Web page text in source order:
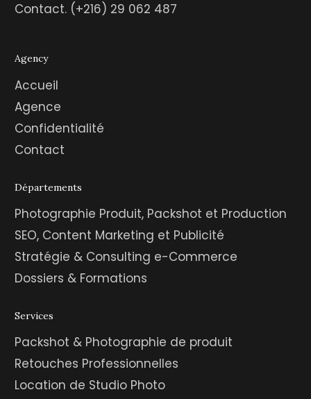
Contact. (+216) 29 062 487
Agency
Accueil
Agence
Confidentialité
Contact
Départements
Photographie Produit, Packshot et Production
SEO, Content Marketing et Publicité
Stratégie & Consulting e-Commerce
Dossiers & Formations
Services
Packshot & Photographie de produit
Retouches Professionnelles
Location de Studio Photo